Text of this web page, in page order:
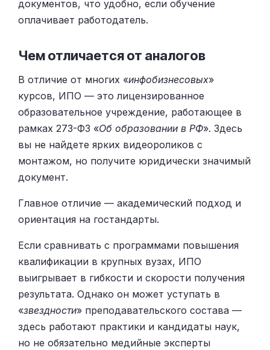
документов, что удобно, если обучение
оплачивает работодатель.
Чем отличается от аналогов
В отличие от многих «инфобизнесовых»
курсов, ИПО — это лицензированное
образовательное учреждение, работающее в
рамках 273-ФЗ «Об образовании в РФ». Здесь
вы не найдете ярких видеороликов с
монтажом, но получите юридически значимый
документ.
Главное отличие — академический подход и
ориентация на гостандарты.
Если сравнивать с программами повышения
квалификации в крупных вузах, ИПО
выигрывает в гибкости и скорости получения
результата. Однако он может уступать в
«звездности» преподавательского состава —
здесь работают практики и кандидаты наук,
но не обязательно медийные эксперты